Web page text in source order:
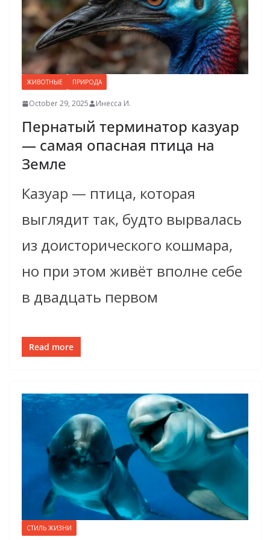
ЖИВОТНЫЕ ПРИРОДА
October 29, 2025 Инесса И.
Пернатый терминатор казуар
— самая опасная птица на
Земле
Казуар — птица, которая
выглядит так, будто вырвалась
из доисторического кошмара,
но при этом живёт вполне себе
в двадцать первом
Read more
СТИЛЬ ЖИЗНИ